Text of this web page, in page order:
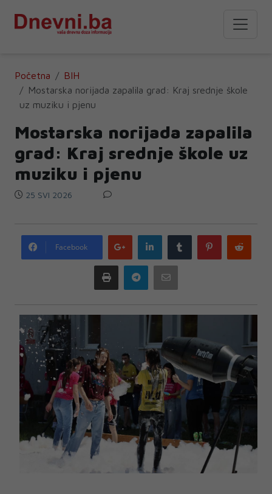
Početna
BIH
Mostarska norijada zapalila grad: Kraj srednje škole
uz muziku i pjenu
Mostarska norijada zapalila
grad: Kraj srednje škole uz
muziku i pjenu
25 SVI 2026
Facebook
Google
plus
LinkedIn Tumblr Pinterest
Print Telegram